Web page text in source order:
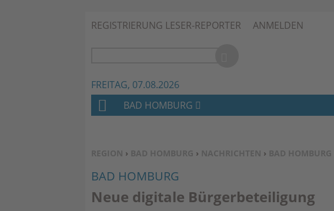
REGISTRIERUNG LESER-REPORTER ANMELDEN
FREITAG, 07.08.2026
SIE BEFINDEN SICH HIER:
REGION › BAD HOMBURG › NACHRICHTEN › BAD HOMBURG
BAD HOMBURG
Neue digitale Bürgerbeteiligung
H
M
E
BAD HOMBURG